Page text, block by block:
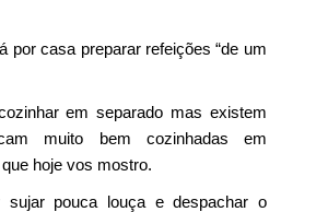
por casa preparar refeições “de um
em separado mas existem
muito bem cozinhadas em
hoje vos mostro.
sujar pouca louça e despachar o